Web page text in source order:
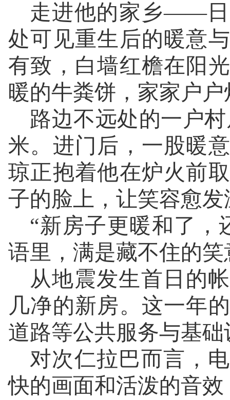
走进他的家乡——日
处可见重生后的暖意
有致，白墙红檐在阳
暖的牛粪饼，家家户
路边不远处的一户
米。进门后，一股暖
琼正抱着他在炉火前
子的脸上，让笑容愈
“新房子更暖和了，
语里，满是藏不住的笑
从地震发生首日的
几净的新房。这一年
道路等公共服务与基
对次仁拉巴而言，
快的画面和活泼的音